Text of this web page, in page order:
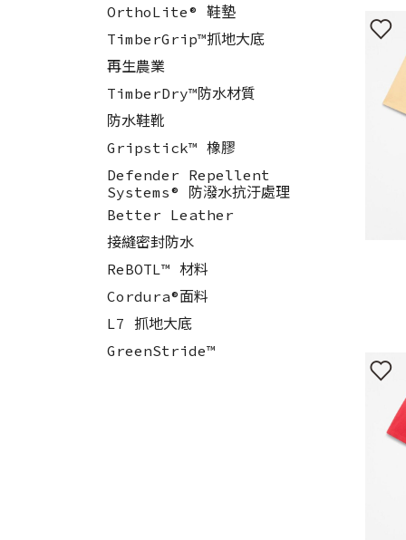
OrthoLite® 鞋墊
TimberGrip™抓地大底
再生農業
TimberDry™防水材質
防水鞋靴
Gripstick™ 橡膠
Defender Repellent
Systems® 防潑水抗汙處理
Better Leather
接縫密封防水
ReBOTL™ 材料
Cordura®面料
L7 抓地大底
GreenStride™